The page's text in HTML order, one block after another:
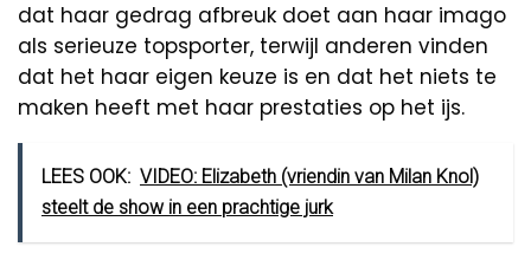
dat haar gedrag afbreuk doet aan haar imago
als serieuze topsporter, terwijl anderen vinden
dat het haar eigen keuze is en dat het niets te
maken heeft met haar prestaties op het ijs.
LEES OOK: VIDEO: Elizabeth (vriendin van Milan Knol)
steelt de show in een prachtige jurk